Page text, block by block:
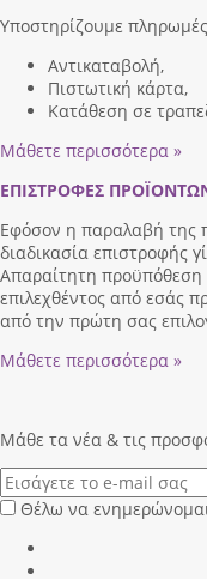
Υποστηρίζουμε
Αντικαταβολή,
Πιστωτική κάρτα,
Κατάθεση σε
Μάθετε περισσότερα »
ΕΠΙΣΤΡΟΦΕΣ
Εφόσον η παραλαβή της
διαδικασία επιστροφής
Απαραίτητη προϋπόθεση
επιλεχθέντος από εσάς
από την πρώτη σας
Μάθετε περισσότερα »
Μάθε τα νέα & τις
Θέλω να